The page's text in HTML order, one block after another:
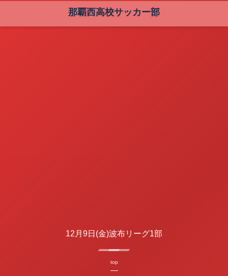
那覇西高校サッカー部
12月9日(金)波布リーグ1部
top